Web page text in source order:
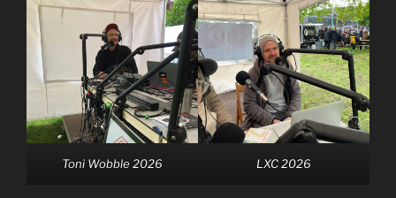
Toni Wobble 2026 LXC 2026